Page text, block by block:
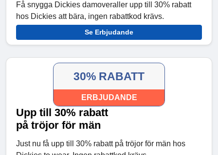
Få snygga Dickies damoveraller upp till 30% rabatt
hos Dickies att bära, ingen rabattkod krävs.
Se Erbjudande
30% RABATT
ERBJUDANDE
Upp till 30% rabatt
på tröjor för män
Just nu få upp till 30% rabatt på tröjor för män hos